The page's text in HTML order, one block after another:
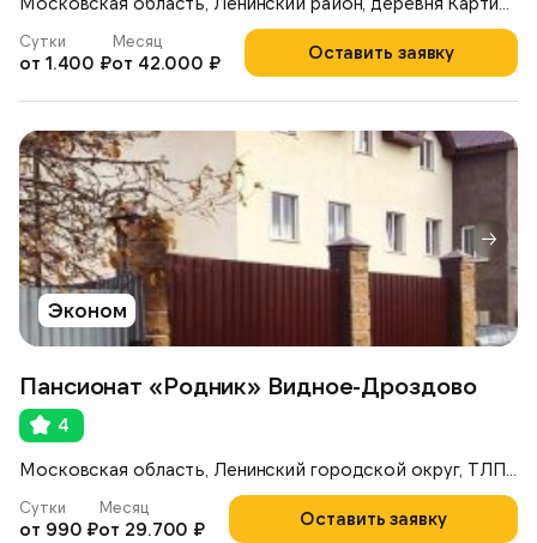
Оставить заявку
Сутки
от 1.400 ₽
Месяц
от 42.000 ₽
Эконом
Пансионат «Родник» Видное-Дроздово
4
Оставить заявку
Сутки
от 990 ₽
Месяц
от 29.700 ₽